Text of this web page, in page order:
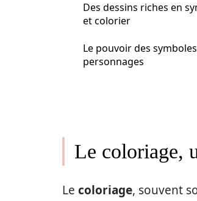
Des dessins riches en
et colorier
Le pouvoir des
personnages
Le coloriage,
Le coloriage, souvent